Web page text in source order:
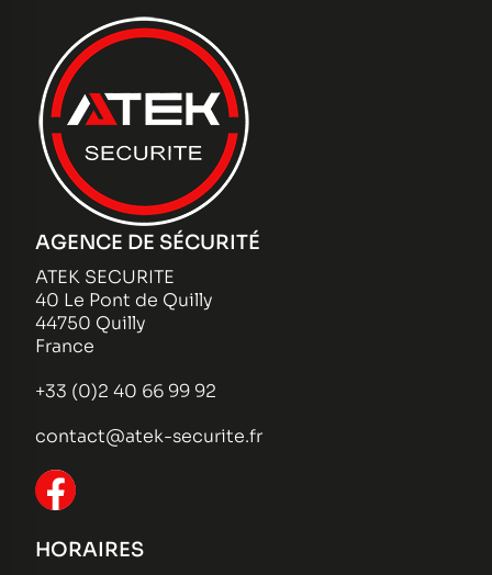
AGENCE DE SÉCURITÉ
ATEK SECURITE
40 Le Pont de Quilly
44750 Quilly
France
+33 (0)2 40 66 99 92
contact@atek-securite.fr
HORAIRES